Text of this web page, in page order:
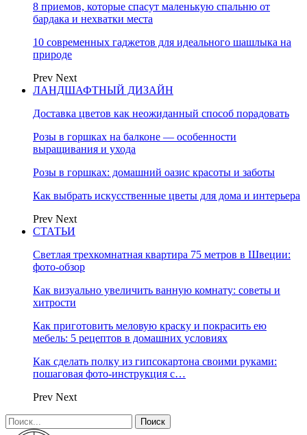
8 приемов, которые спасут маленькую спальню от
бардака и нехватки места
10 современных гаджетов для идеального шашлыка на
природе
Prev Next
ЛАНДШАФТНЫЙ ДИЗАЙН
Доставка цветов как неожиданный способ порадовать
Розы в горшках на балконе — особенности
выращивания и ухода
Розы в горшках: домашний оазис красоты и заботы
Как выбрать искусственные цветы для дома и интерьера
Prev Next
СТАТЬИ
Светлая трехкомнатная квартира 75 метров в Швеции:
фото-обзор
Как визуально увеличить ванную комнату: советы и
хитрости
Как приготовить меловую краску и покрасить ею
мебель: 5 рецептов в домашних условиях
Как сделать полку из гипсокартона своими руками:
пошаговая фото-инструкция с…
Prev Next